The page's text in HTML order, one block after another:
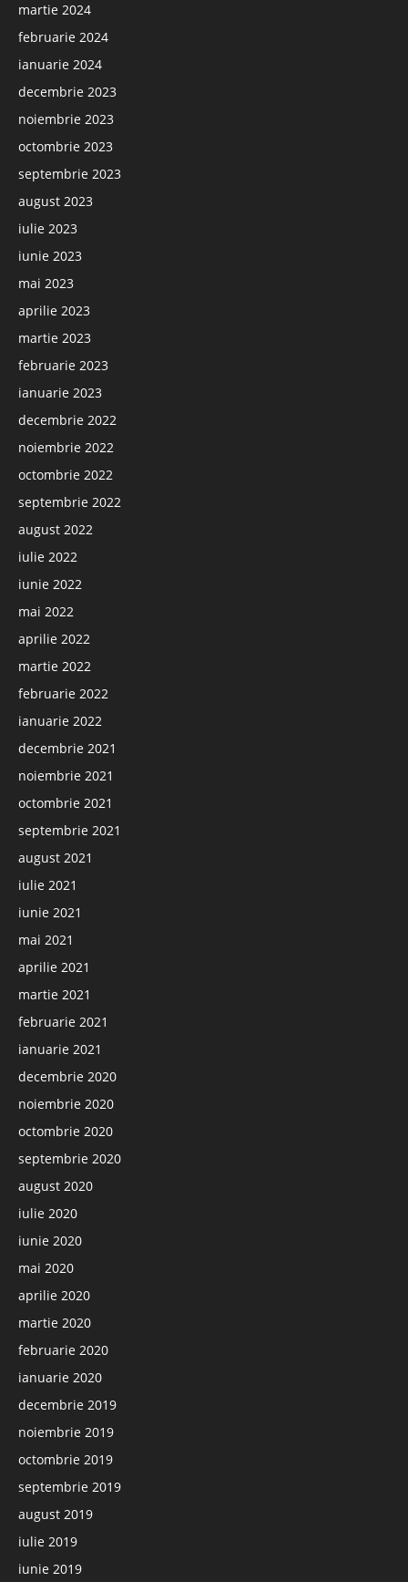
martie 2024
februarie 2024
ianuarie 2024
decembrie 2023
noiembrie 2023
octombrie 2023
septembrie 2023
august 2023
iulie 2023
iunie 2023
mai 2023
aprilie 2023
martie 2023
februarie 2023
ianuarie 2023
decembrie 2022
noiembrie 2022
octombrie 2022
septembrie 2022
august 2022
iulie 2022
iunie 2022
mai 2022
aprilie 2022
martie 2022
februarie 2022
ianuarie 2022
decembrie 2021
noiembrie 2021
octombrie 2021
septembrie 2021
august 2021
iulie 2021
iunie 2021
mai 2021
aprilie 2021
martie 2021
februarie 2021
ianuarie 2021
decembrie 2020
noiembrie 2020
octombrie 2020
septembrie 2020
august 2020
iulie 2020
iunie 2020
mai 2020
aprilie 2020
martie 2020
februarie 2020
ianuarie 2020
decembrie 2019
noiembrie 2019
octombrie 2019
septembrie 2019
august 2019
iulie 2019
iunie 2019